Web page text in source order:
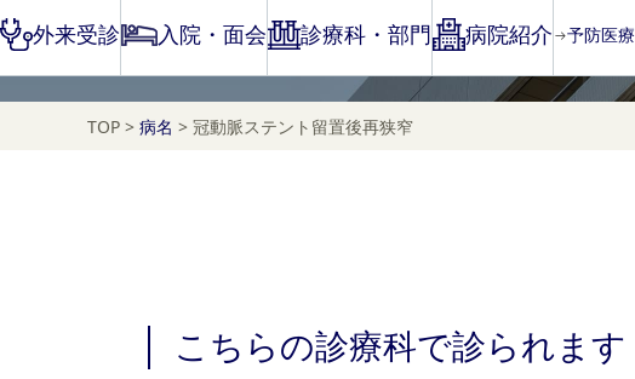
外来受診 入院・面会 診療科・部門 病院紹介 予防医療
TOP > 病名 > 冠動脈ステント留置後再狭窄
こちらの診療科で診られます